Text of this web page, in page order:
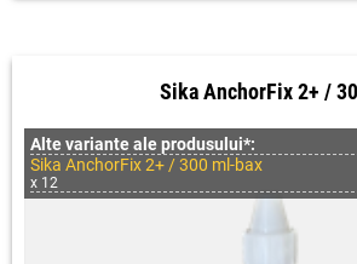
Sika AnchorFix 2+ /
Alte variante ale produsului*:
Sika AnchorFix 2+ / 300 ml-bax
x 12